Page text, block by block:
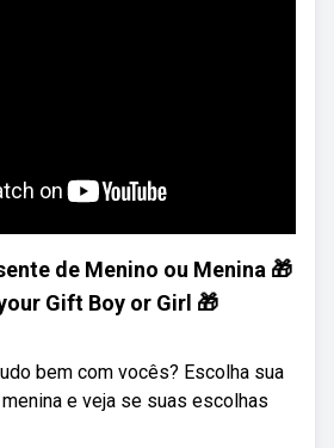
de Menino ou Menina 🎁
Gift Boy or Girl 🎁
bem com vocês? Escolha sua
e veja se suas escolhas